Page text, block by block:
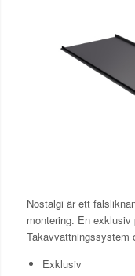
Nostalgi är ett
montering. En
Takavvattningssystem
Exklusiv